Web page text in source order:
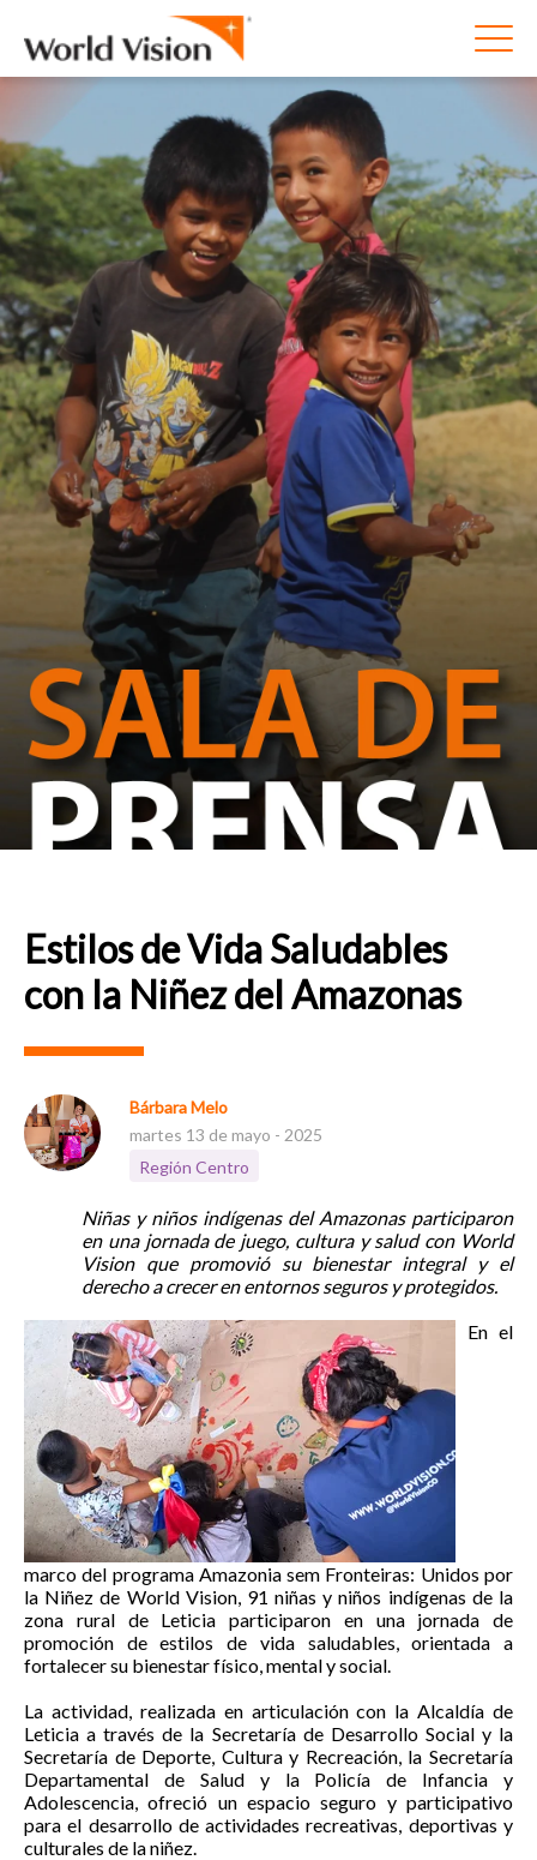
Estilos de Vida Saludables
con la Niñez del Amazonas
Bárbara Melo
martes 13 de mayo - 2025
Región Centro
Niñas y niños indígenas del Amazonas participaron
en una jornada de juego, cultura y salud con World
Vision que promovió su bienestar integral y el
derecho a crecer en entornos seguros y protegidos.
En el
marco del programa Amazonia sem Fronteiras: Unidos por
la Niñez de World Vision, 91 niñas y niños indígenas de la
zona rural de Leticia participaron en una jornada de
promoción de estilos de vida saludables, orientada a
fortalecer su bienestar físico, mental y social.
La actividad, realizada en articulación con la Alcaldía de
Leticia a través de la Secretaría de Desarrollo Social y la
Secretaría de Deporte, Cultura y Recreación, la Secretaría
Departamental de Salud y la Policía de Infancia y
Adolescencia, ofreció un espacio seguro y participativo
para el desarrollo de actividades recreativas, deportivas y
culturales de la niñez.